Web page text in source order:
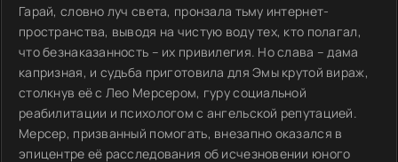
Гарай, словно луч света, пронзала тьму интернет-
пространства, выводя на чистую воду тех, кто полагал,
что безнаказанность – их привилегия. Но слава – дама
капризная, и судьба приготовила для Эмы крутой вираж,
столкнув её с Лео Мерсером, гуру социальной
реабилитации и психологом с ангельской репутацией.
Мерсер, призванный помогать, внезапно оказался в
эпицентре её расследования об исчезновении юного